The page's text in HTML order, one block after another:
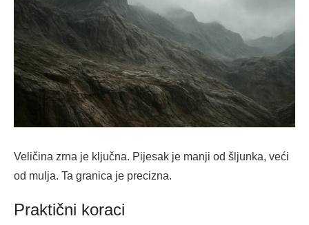
Veličina zrna je ključna. Pijesak je manji od šljunka, veći
od mulja. Ta granica je precizna.
Praktični koraci